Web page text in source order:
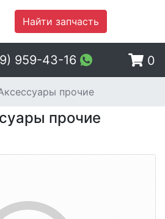
Найти запчасть
959-43-16 0
прочие
прочие